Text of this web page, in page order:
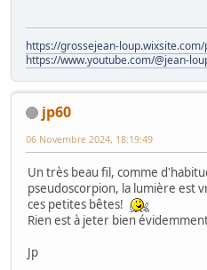
https://grossejean-
https://www.youtube.com/@jean-
jp60
06 Novembre 2024, 18:19:49
Un très beau fil, comme
pseudoscorpion, la lumière est
ces petites bêtes!
Rien est à jeter bien
Jp